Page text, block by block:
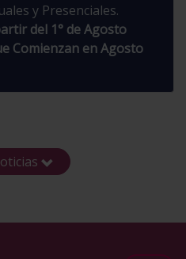
y Presenciales.
del 1° de Agosto
Comienzan en Agosto